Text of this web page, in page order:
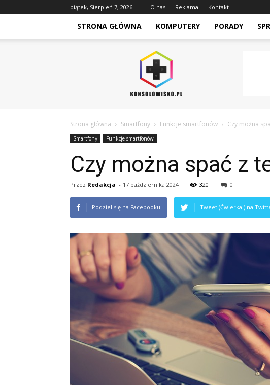
piątek, Sierpień 7, 2026 O nas Reklama Kontakt
STRONA GŁÓWNA KOMPUTERY PORADY
Konsolowisko.pl
Strona główna Smartfony Funkcje smartfonów Czy można
Smartfony Funkcje smartfonów
Czy można spać z
Przez Redakcja - 17 października 2024 320 0
Podziel się na Facebooku Tweet (Ćwierkaj) na